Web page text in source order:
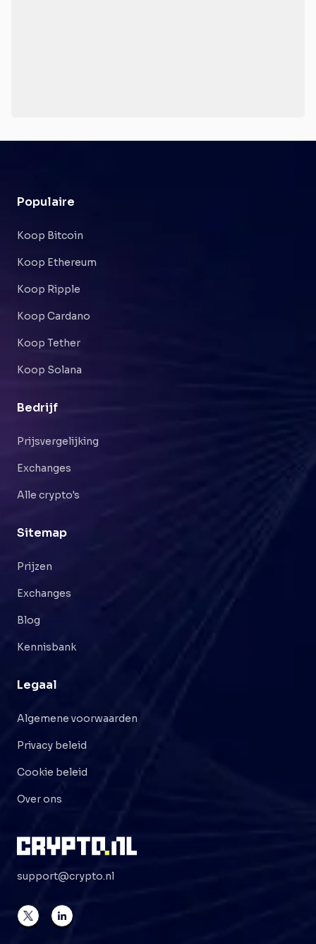
Populaire
Koop Bitcoin
Koop Ethereum
Koop Ripple
Koop Cardano
Koop Tether
Koop Solana
Bedrijf
Prijsvergelijking
Exchanges
Alle crypto's
Sitemap
Prijzen
Exchanges
Blog
Kennisbank
Legaal
Algemene voorwaarden
Privacy beleid
Cookie beleid
Over ons
support@crypto.nl